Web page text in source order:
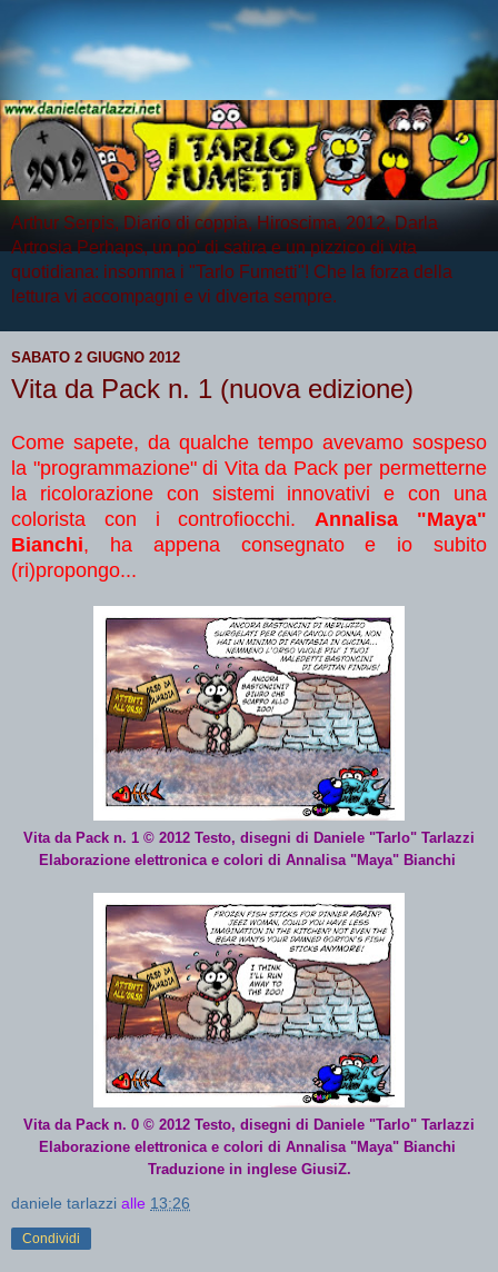
Arthur Serpis, Diario di coppia, Hiroscima, 2012, Darla
Artrosia Perhaps, un po' di satira e un pizzico di vita
quotidiana: insomma i "Tarlo Fumetti"! Che la forza della
lettura vi accompagni e vi diverta sempre.
SABATO 2 GIUGNO 2012
Vita da Pack n. 1 (nuova edizione)
Come sapete, da qualche tempo avevamo sospeso
la "programmazione" di Vita da Pack per permetterne
la ricolorazione con sistemi innovativi e con una
colorista con i controfiocchi.Annalisa "Maya"
Bianchi, ha appena consegnato e io subito
(ri)propongo...
Vita da Pack n. 1 © 2012 Testo, disegni di Daniele "Tarlo" Tarlazzi
Elaborazione elettronica e colori di Annalisa "Maya" Bianchi
Vita da Pack n. 0 © 2012 Testo, disegni di Daniele "Tarlo" Tarlazzi
Elaborazione elettronica e colori di Annalisa "Maya" Bianchi
Traduzione in inglese GiusiZ.
daniele tarlazzi alle 13:26
Condividi